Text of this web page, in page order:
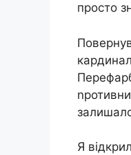
просто
Я